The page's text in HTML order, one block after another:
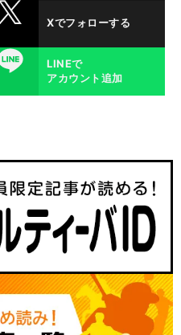
Xでフォローする
LINEで
アカウント追加